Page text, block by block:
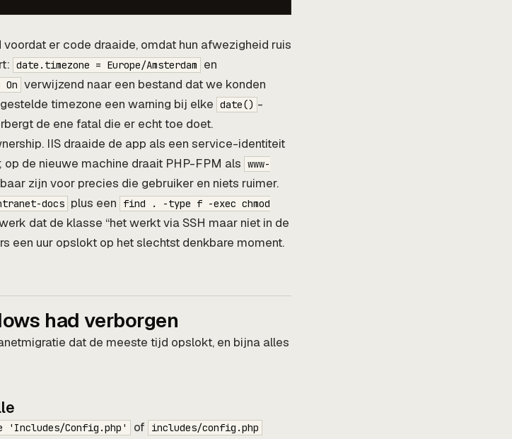
er code draaide, omdat hun afwezigheid ruis
date.timezone = Europe/Amsterdam en
verwijzend naar een bestand dat we konden
timezone een warning bij elke date() -
de ene fatal die er echt toe doet.
IIS draaide de app als een service-identiteit
de nieuwe machine draait PHP-FPM als www-
zijn voor precies die gebruiker en niets ruimer.
docs plus een
find . -type f -exec chmod
dat de klasse “het werkt via SSH maar niet in de
een uur opslokt op het slechtst denkbare moment.
had verborgen
dat de meeste tijd opslokt, en bijna alles
'Includes/Config.php' of includes/config.php